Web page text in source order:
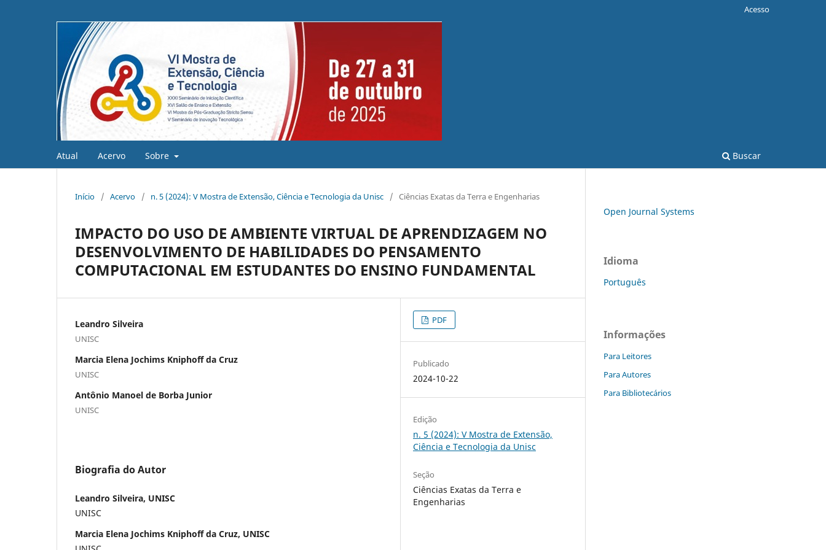
Atual Acervo Sobre Buscar
Acesso
Início / Acervo / n. 5 (2024): V Mostra de Extensão, Ciência e Tecnologia da Unisc / Ciências Exatas da Terra e Engenharias
IMPACTO DO USO DE AMBIENTE VIRTUAL DE APRENDIZAGEM NO
DESENVOLVIMENTO DE HABILIDADES DO PENSAMENTO
COMPUTACIONAL EM ESTUDANTES DO ENSINO FUNDAMENTAL
Leandro Silveira
UNISC
Marcia Elena Jochims Kniphoff da Cruz
UNISC
Antônio Manoel de Borba Junior
UNISC
Biografia do Autor
Leandro Silveira, UNISC
UNISC
Marcia Elena Jochims Kniphoff da Cruz, UNISC
PDF
Publicado
2024-10-22
Edição
n. 5 (2024): V Mostra de Extensão,
Ciência e Tecnologia da Unisc
Seção
Ciências Exatas da Terra e
Engenharias
Open Journal Systems
Idioma
Português
Informações
Para Leitores
Para Autores
Para Bibliotecários